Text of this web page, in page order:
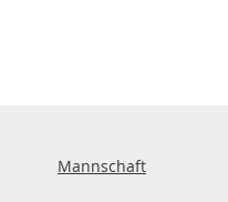
Mannschaft